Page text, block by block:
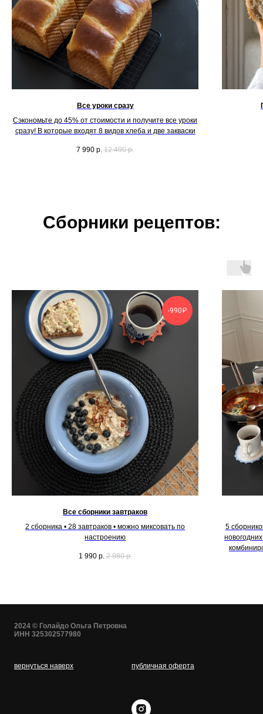
Все уроки сразу
Сэкономьте до 45% от стоимости и получите все уроки
сразу! В которые входят 8 видов хлеба и две закваски
7 990 р. 12 490 р.
Сборники рецептов:
-990₽
Все сборники завтраков
2 сборника • 28 завтраков • можно миксовать по
настроению
1 990 р. 2 980 р.
5
2024 © Голайдо Ольга Петровна
ИНН 325302577980
вернуться наверх публичная оферта